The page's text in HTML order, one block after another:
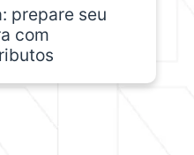
prepare seu
com